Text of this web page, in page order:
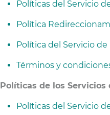
Políticas del Servicio
Política
Política del Servicio de
Términos y
Políticas de los
Políticas del Servicio